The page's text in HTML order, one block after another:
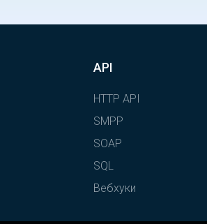
API
HTTP API
SMPP
SOAP
SQL
Вебхуки